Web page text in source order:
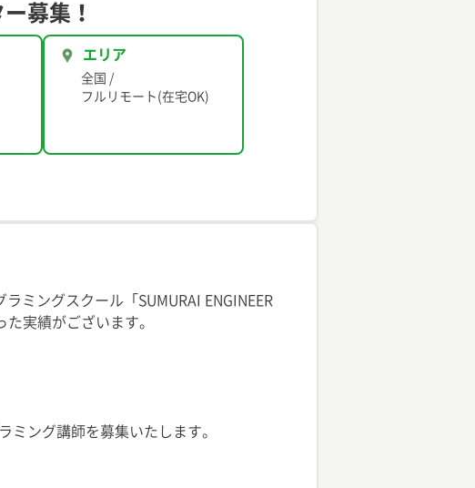
募集！
エリア
全国 /
フルリモート(在宅OK)
ミングスクール「SUMURAI ENGINEER
実績がございます。
ング講師を募集いたします。